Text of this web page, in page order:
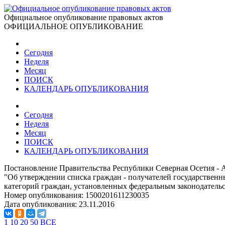
Официальное опубликование правовых актов
ОФИЦИАЛЬНОЕ ОПУБЛИКОВАНИЕ
Сегодня
Неделя
Месяц
ПОИСК
КАЛЕНДАРЬ ОПУБЛИКОВАНИЯ
Сегодня
Неделя
Месяц
ПОИСК
КАЛЕНДАРЬ ОПУБЛИКОВАНИЯ
Постановление Правительства Республики Северная Осетия
"Об утверждении списка граждан - получателей
категорий граждан, установленных федеральным
Номер опубликования: 1500201611230035
Дата опубликования: 23.11.2016
1 10 20 50 ВСЕ